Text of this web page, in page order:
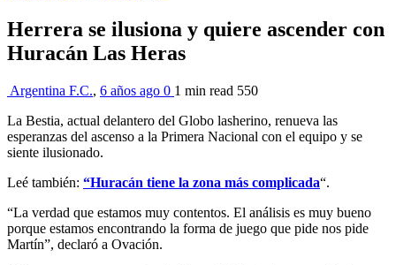
Herrera se ilusiona y quiere ascender con
Huracán Las Heras
Argentina F.C., 6 años ago 0 1 min read 550
La Bestia, actual delantero del Globo lasherino, renueva las
esperanzas del ascenso a la Primera Nacional con el equipo y se
siente ilusionado.
Leé también: “Huracán tiene la zona más complicada“.
“La verdad que estamos muy contentos. El análisis es muy bueno
porque estamos encontrando la forma de juego que pide nos pide
Martín”, declaró a Ovación.